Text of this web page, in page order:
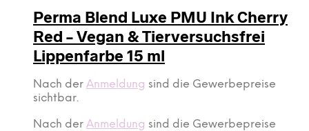
Perma Blend Luxe PMU Ink Cherry
Red – Vegan & Tierversuchsfrei
Lippenfarbe 15 ml
Nach der Anmeldung sind die Gewerbepreise
sichtbar.
Nach der Anmeldung sind die Gewerbepreise